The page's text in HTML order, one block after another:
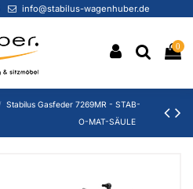
info@stabilus-wagenhuber.de
0
Stabilus Gasfeder 7269MR - STAB-
O-MAT-SÄULE